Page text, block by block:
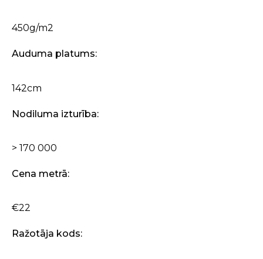
450g/m2
Auduma platums:
142cm
Nodiluma izturība:
> 170 000
Cena metrā:
€22
Ražotāja kods: